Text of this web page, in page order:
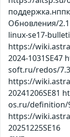
Обновления/
linux-se17-
https://
2024-1031SE47
soft.ru/redos/
https://
20241206SE81
os.ru/definition/
https://
20251225SE16